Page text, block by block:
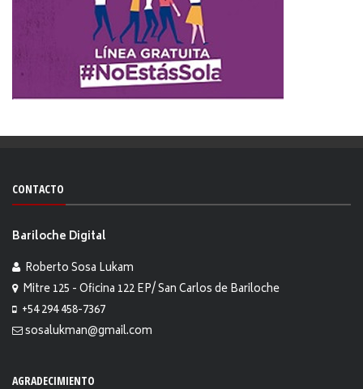
CONTACTO
Bariloche Digital
Roberto Sosa Lukam
Mitre 125 - Oficina 122 EP/ San Carlos de Bariloche
+54 294 458-7367
sosalukman@gmail.com
AGRADECIMIENTO